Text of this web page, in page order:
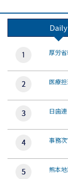
Daily
厚労
医療
日歯
事務
熊本